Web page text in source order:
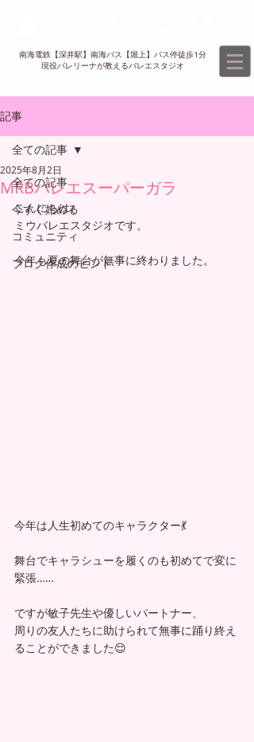
南海電鉄【深井駅】南海バス【堀上】バス停徒歩1分
現役バレリーナが教えるバレエスタジオ​
記事
全ての記事
今すぐ始める
コミュニティ
ブログ作成のヒント
全ての記事
MRBバレエスーパーガラ
2025年8月2日
こんにちは♪
ミウバレエスタジオです。
今年も夏の舞台が無事に終わりました。
今年は人生初めてのキャラクター💃
舞台でキャラシューを履くのも初めてで変に
緊張……
ですが敏子先生や優しいパートナー、
周りの友人たちに助けられて無事に踊り終え
ることができました😌